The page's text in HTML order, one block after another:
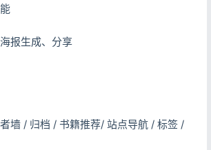
报生成、分享
墙 / 归档 / 书籍推荐/ 站点导航 / 标签 /